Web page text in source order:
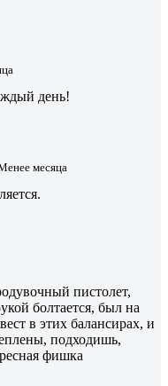
день!
месяца
пистолет,
болтается, был на
в этих балансирах, и
подходишь,
фишка